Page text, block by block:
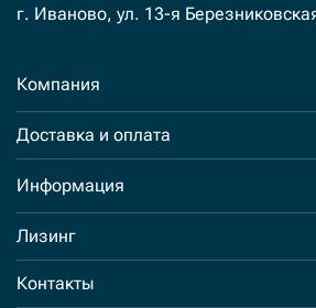
г. Иваново, ул. 13-я
Компания
Доставка и оплата
Информация
Лизинг
Контакты